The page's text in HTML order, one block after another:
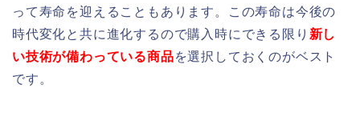
って寿命を迎えることもあります。この寿命は今後の
時代変化と共に進化するので購入時にできる限り 新し
い技術が備わっている商品を選択しておくのがベスト
です。